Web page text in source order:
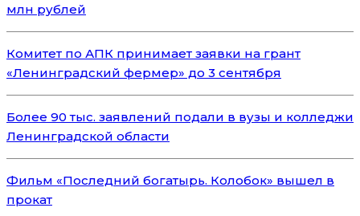
млн рублей
Комитет по АПК принимает заявки на грант
«Ленинградский фермер» до 3 сентября
Более 90 тыс. заявлений подали в вузы и колледжи
Ленинградской области
Фильм «Последний богатырь. Колобок» вышел в
прокат